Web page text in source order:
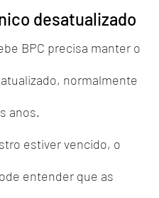
desatualizado
BPC precisa manter o
normalmente
anos.
estiver vencido, o
entender que as